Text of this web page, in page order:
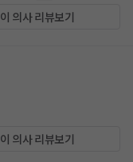
이 의사 리뷰보기
이 의사 리뷰보기